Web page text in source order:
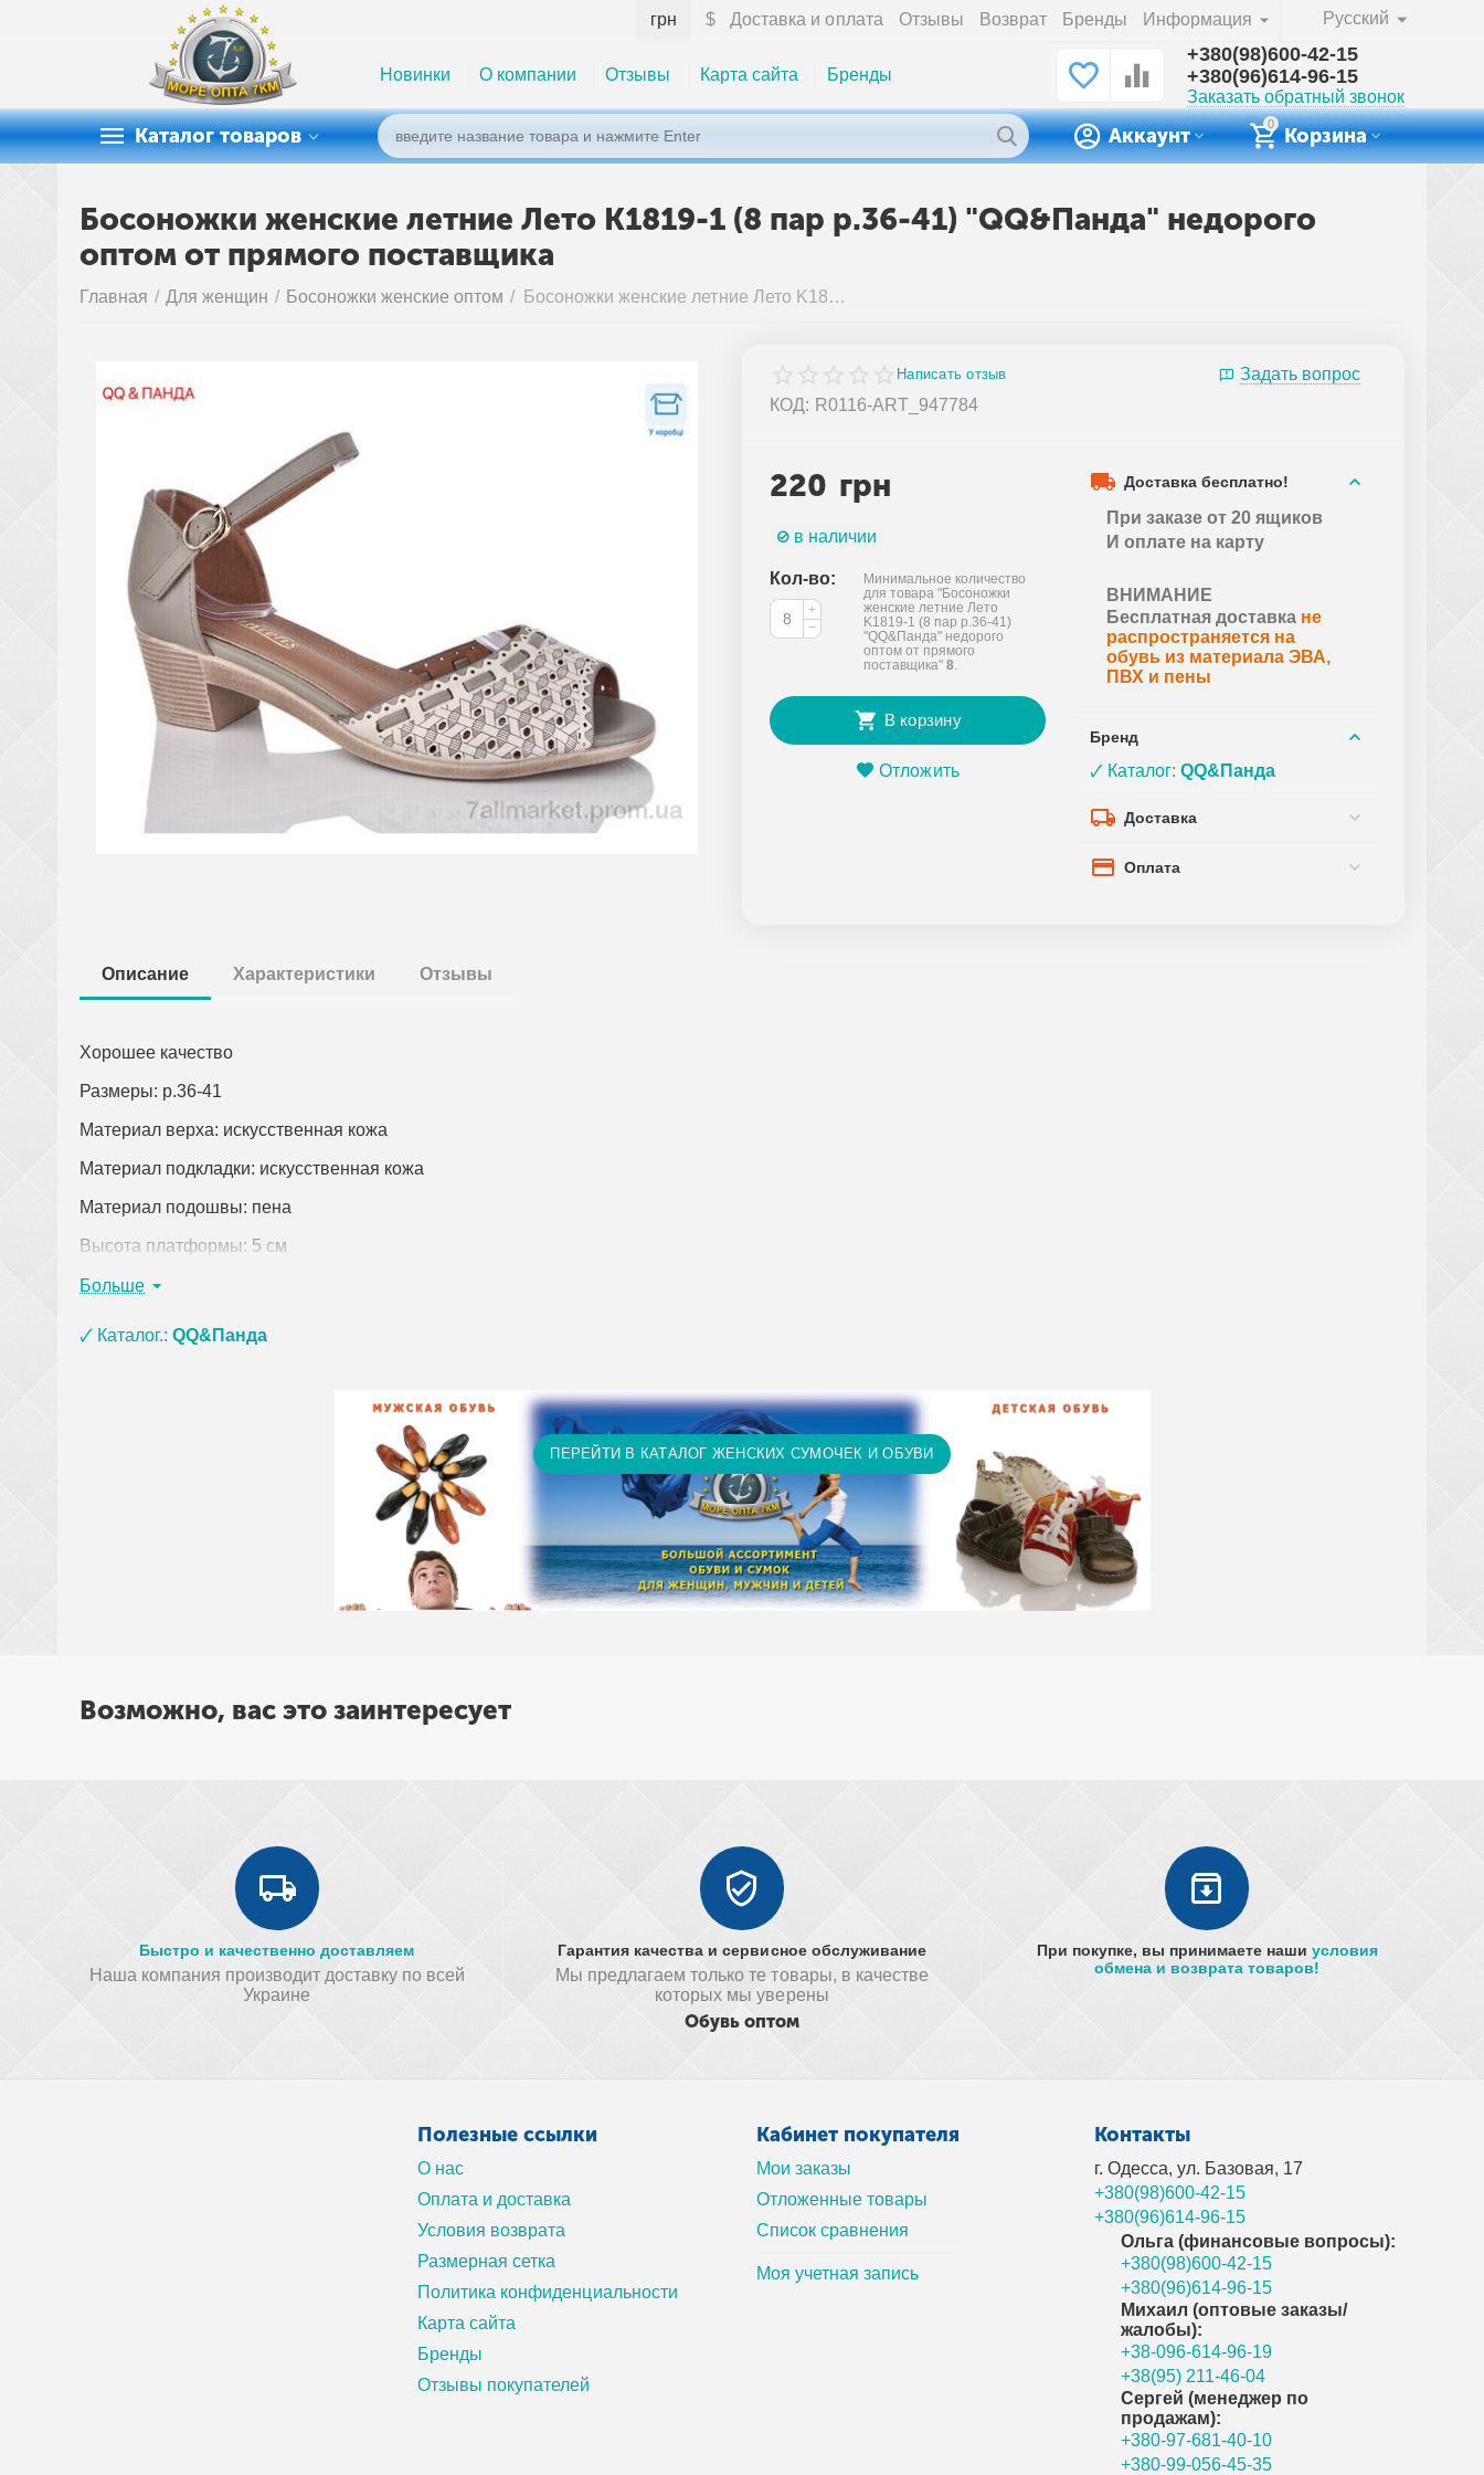
Русский
Доставка и оплата Отзывы Возврат Бренды Информация
грн $
Новинки О компании Отзывы Карта сайта Бренды
+380(98)600-42-15
+380(96)614-96-15
Заказать обратный звонок
Каталог товаров
0
Корзина
Аккаунт
Босоножки женские летние Лето K1819-1 (8 пар р.36-41) "QQ&Панда" недорого
оптом от прямого поставщика
Главная / Для женщин / Босоножки женские оптом / Босоножки женские летние Лето K1819-1 (8 пар р.36-41) "QQ&Панда" недорого оптом от прямого поставщика
Написать отзыв
Задать вопрос
КОД: R0116-ART_947784
220 грн
в наличии
Кол-во:
+
−
Минимальное количество
для товара "Босоножки
женские летние Лето
K1819-1 (8 пар р.36-41)
"QQ&Панда" недорого
оптом от прямого
поставщика"8.
В корзину
Отложить
Доставка бесплатно!
При заказе от 20 ящиков
И оплате на карту
ВНИМАНИЕ
Бесплатная доставка не
распространяется на
обувь из материала ЭВА,
ПВХ и пены
Бренд
🗸 Каталог:QQ&Панда
Доставка
Оплата
Описание Характеристики Отзывы
Хорошее качество
Размеры: р.36-41
Материал верха: искусственная кожа
Материал подкладки: искусственная кожа
Материал подошвы: пена
Высота платформы: 5 см
Цвет: коричневый
При заказе одежды (кроме верхней) на сумму от 15 тыс. грн. и оплате на карту доставка бесплатно! При заказе обуви от 20 ящиков (кроме обуви из
материала ЭВА, ПВХ и пены) и оплате на карту доставка бесплатно! Доставка НЕ ОПЛАЧИВАЕТСЯ за крупногабаритный товар (чемоданы, рюкзаки,
сумки, покрывала, постельное белье, полотенца и т.д.)
Больше
🗸 Каталог.:QQ&Панда
ПЕРЕЙТИ В КАТАЛОГ ЖЕНСКИХ СУМОЧЕК И ОБУВИ
Возможно, вас это заинтересует
Быстро и качественно доставляем
Наша компания производит доставку по всей
Украине
Гарантия качества и сервисное обслуживание
Мы предлагаем только те товары, в качестве
которых мы уверены
Обувь оптом
При покупке, вы принимаете наши условия
обмена и возврата товаров!
Полезные ссылки
О нас
Оплата и доставка
Условия возврата
Размерная сетка
Политика конфиденциальности
Карта сайта
Бренды
Отзывы покупателей
Кабинет покупателя
Мои заказы
Отложенные товары
Список сравнения
Моя учетная запись
Контакты
г. Одесса, ул. Базовая, 17
+380(98)600-42-15
+380(96)614-96-15
Ольга (финансовые вопросы):
+380(98)600-42-15
+380(96)614-96-15
Михаил (оптовые заказы/
жалобы):
+38-096-614-96-19
+38(95) 211-46-04
Сергей (менеджер по
продажам):
+380-97-681-40-10
+380-99-056-45-35